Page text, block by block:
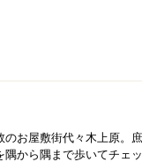
お屋敷街代々木上原。
から隅まで歩いてチェ